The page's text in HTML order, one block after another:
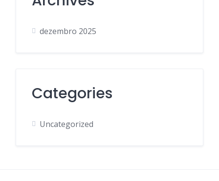
dezembro 2025
Categories
Uncategorized